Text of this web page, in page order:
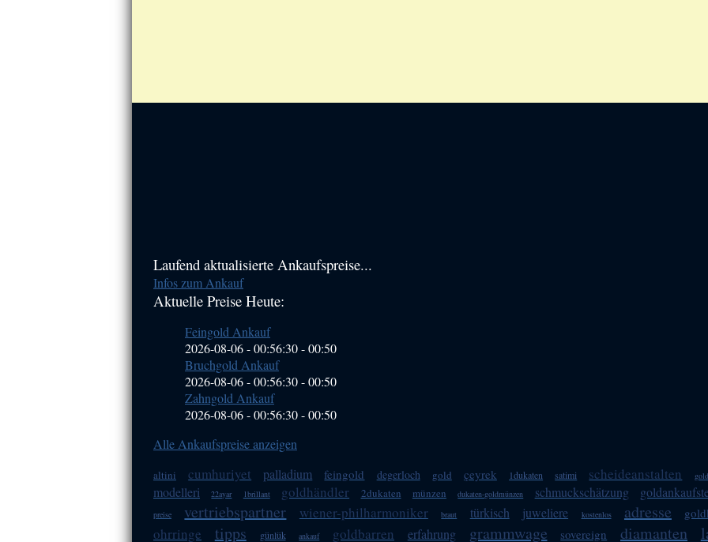
Haupt-
Sidebar
Laufend aktualisierte Ankaufspreise...
Infos zum Ankauf
Aktuelle Preise Heute:
Feingold Ankauf
2026-08-06 - 00:56:30-00:50
Bruchgold Ankauf
2026-08-06 - 00:56:30-00:50
Zahngold Ankauf
2026-08-06 - 00:56:30-00:50
Alle Ankaufspreise anzeigen
altini cumhuriyet palladium feingold degerloch gold çeyrek 1dukaten satimi scheideanstalten
modelleri 22ayar 1brillant goldhändler 2dukaten münzen dukaten-goldmünzen schmuckschätzung
preise vertriebspartner wiener-philharmoniker braut türkisch juweliere kostenlos adresse
ohrringe tipps günlük ankauf goldbarren erfahrung grammwage sovereign diamanten